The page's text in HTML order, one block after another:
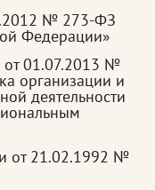
№ 273-ФЗ
Федерации»
от 01.07.2013 №
организации и
деятельности
от 21.02.1992 №